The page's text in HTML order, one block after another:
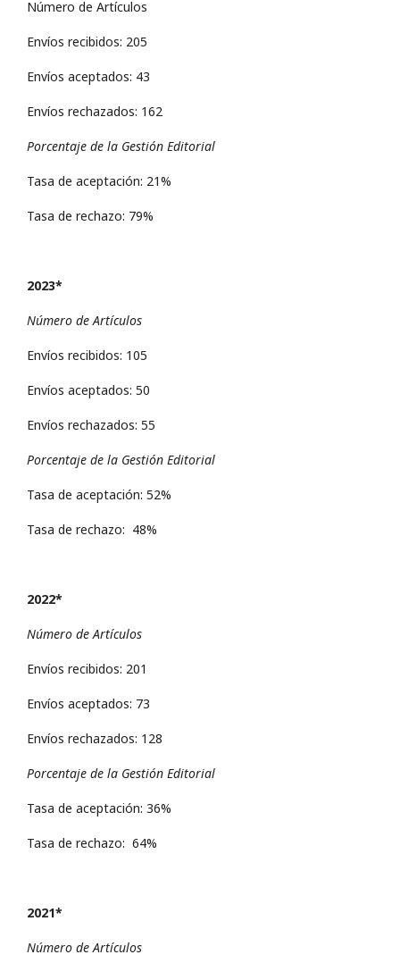
Número de Artículos
Envíos recibidos: 205
Envíos aceptados: 43
Envíos rechazados: 162
Porcentaje de la Gestión Editorial
Tasa de aceptación: 21%
Tasa de rechazo: 79%
2023*
Número de Artículos
Envíos recibidos: 105
Envíos aceptados: 50
Envíos rechazados: 55
Porcentaje de la Gestión Editorial
Tasa de aceptación: 52%
Tasa de rechazo: 48%
2022*
Número de Artículos
Envíos recibidos: 201
Envíos aceptados: 73
Envíos rechazados: 128
Porcentaje de la Gestión Editorial
Tasa de aceptación: 36%
Tasa de rechazo: 64%
2021*
Número de Artículos